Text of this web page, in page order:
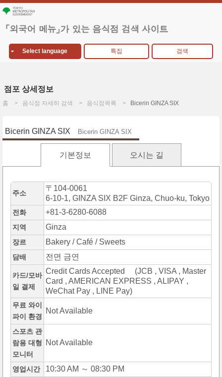
Select language 특집 검색
점포 상세정보
홈 음식점 자세히 검색 음식점목록 Bicerin GINZA SIX
Bicerin GINZA SIX Bicerin GINZA SIX
기본정보 오시는 길
주소
〒104-0061
6-10-1, GINZA SIX B2F Ginza, Chuo-ku, Tokyo
전화 +81-3-6280-6088
지역 Ginza
장르 Bakery / Café / Sweets
담배 전면 금연
카드/모바
일 결제
Credit Cards Accepted (JCB , VISA , Master
Card , AMERICAN EXPRESS , ALIPAY ,
WeChat Pay , LINE Pay)
무료 와이
파이 환경
Not Available
스포츠 관
람용 대형
모니터
Not Available
영업시간 10:30 AM ～ 08:30 PM